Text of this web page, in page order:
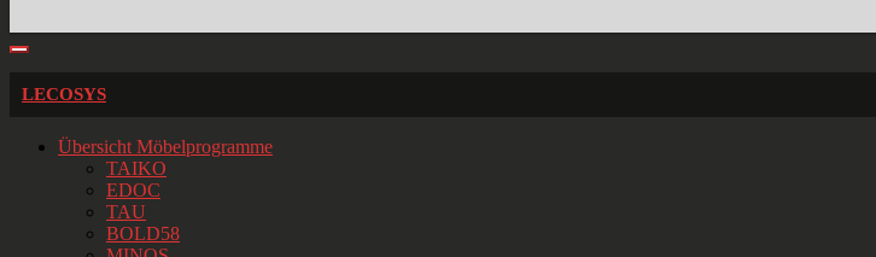
LECOSYS
Übersicht Möbelprogramme
TAIKO
EDOC
TAU
BOLD58